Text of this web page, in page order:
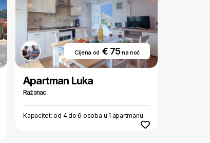
Cijena od € 75na noć
Apartman Luka
Ražanac
Kapacitet: od 4 do 6 osoba u 1 apartmanu